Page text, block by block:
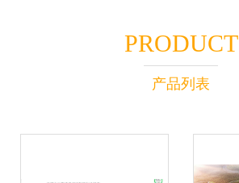
PRODUCT
产品列表